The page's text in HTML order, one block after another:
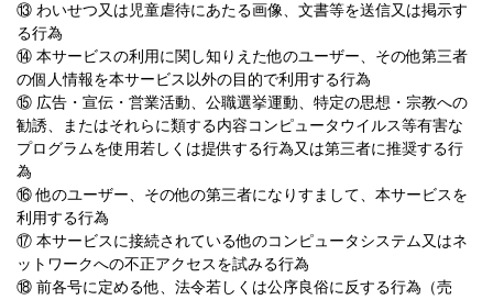
⑬ わいせつ又は児童虐待にあたる画像、文書等を送信又は掲示す
る行為
⑭ 本サービスの利用に関し知りえた他のユーザー、その他第三者
の個人情報を本サービス以外の目的で利用する行為
⑮ 広告・宣伝・営業活動、公職選挙運動、特定の思想・宗教への
勧誘、またはそれらに類する内容コンピュータウイルス等有害な
プログラムを使用若しくは提供する行為又は第三者に推奨する行
為
⑯ 他のユーザー、その他の第三者になりすまして、本サービスを
利用する行為
⑰ 本サービスに接続されている他のコンピュータシステム又はネ
ットワークへの不正アクセスを試みる行為
⑱ 前各号に定める他、法令若しくは公序良俗に反する行為（売